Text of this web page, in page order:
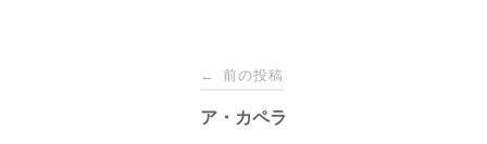
← 前の投稿
ア・カペラ